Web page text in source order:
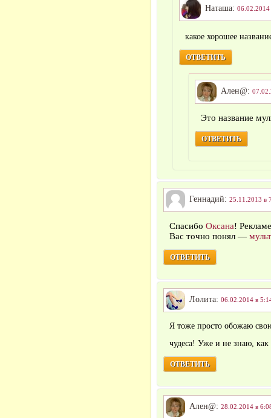
Наташа:
какое хорошее
ОТВЕТИТЬ
Ален@:
Это название
ОТВЕТИТЬ
Геннадий: 25.11.2013 в
Спасибо Оксана!
Вас точно понял —
ОТВЕТИТЬ
Лолита: 06.02.2014 в
Я тоже просто обожаю
чудеса! Уже и не знаю, как
ОТВЕТИТЬ
Ален@: 28.02.2014 в